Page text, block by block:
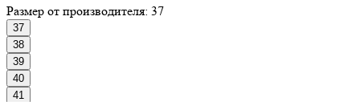
Размер от производителя: 37
37
38
39
40
41